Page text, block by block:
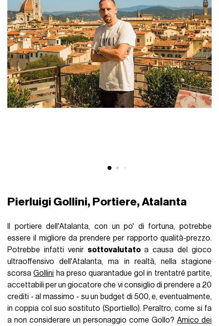
Pierluigi Gollini, Portiere, Atalanta
Il portiere dell'Atalanta, con un po' di fortuna, potrebbe
essere il migliore da prendere per rapporto qualità-prezzo.
Potrebbe infatti venir sottovalutatoa causa del gioco
ultraoffensivo dell'Atalanta, ma in realtà, nella stagione
scorsaGollini ha preso quarantadue gol in trentatré partite,
accettabili per un giocatore che vi consiglio di prendere a 20
crediti - al massimo - su un budget di 500, e, eventualmente,
in coppia col suo sostituto (Sportiello). Peraltro, come si fa
a non considerare un personaggio come Gollo? Amico dei